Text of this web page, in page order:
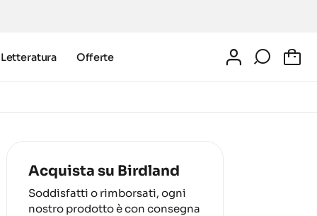
Letteratura Offerte
Acquista su Birdland
Soddisfatti o rimborsati, ogni
nostro prodotto è con consegna